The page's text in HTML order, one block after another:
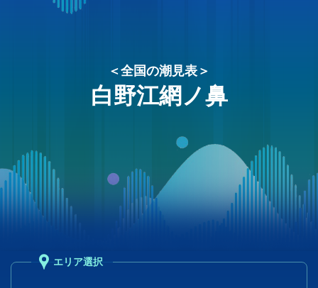
＜全国の潮見表＞
白野江網ノ鼻
エリア選択